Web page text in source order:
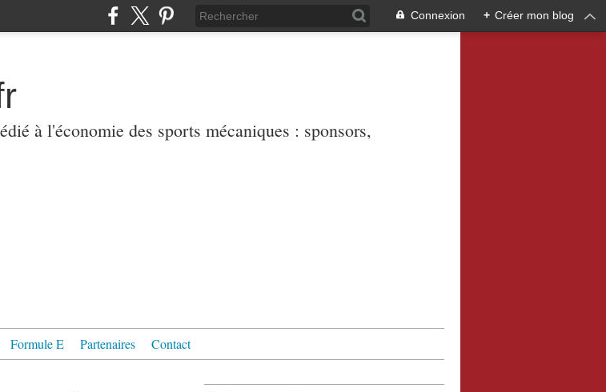
Connexion + Créer mon blog
à l'économie des sports mécaniques : sponsors,
Formule E Partenaires Contact